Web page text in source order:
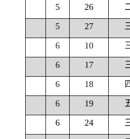
5
26
5
27
6
10
6
17
6
18
6
19
6
24